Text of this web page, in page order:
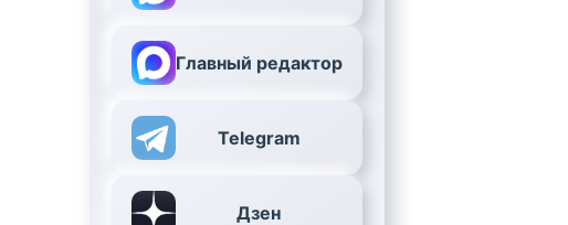
Главный редактор
Telegram
Дзен